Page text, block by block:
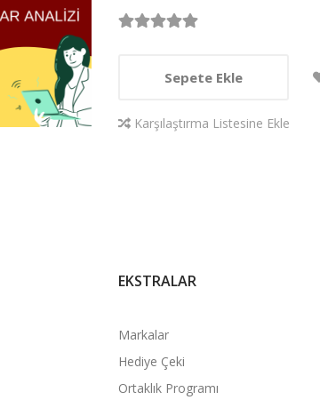
Sepete Ekle
Karşılaştırma Listesine Ekle
EKSTRALAR
Markalar
Hediye Çeki
Ortaklık Programı